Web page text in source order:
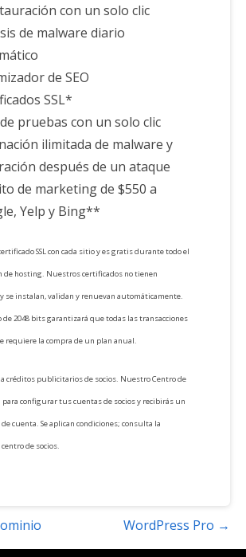
con un solo clic
de malware diario
de SEO
SSL*
pruebas con un solo clic
ilimitada de malware y
después de un ataque
de marketing de $550 a
Yelp y Bing**
SSL con cada sitio y es gratis durante todo el
de hosting. Nuestros certificados no tienen
se instalan, validan y renuevan automáticamente.
de 2048 bits garantizará que todas las transacciones
requiere la compra de un plan anual.
créditos publicitarios de socios. Nuestro Centro de
para configurar tus cuentas de socios y recibirás un
cuenta. Se aplican condiciones; consulta la
de socios.
WordPress Pro →